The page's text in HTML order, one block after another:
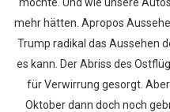
mehr hätten. Apropos
Trump radikal das Aussehen
es kann. Der Abriss des
für Verwirrung gesorgt.
Oktober dann doch noch